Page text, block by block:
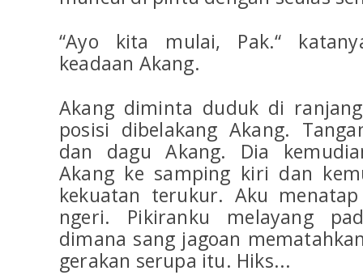
“Ayo kita mulai, Pak.“
keadaan Akang.
Akang diminta duduk di
posisi dibelakang Akang.
dan dagu Akang. Dia
Akang ke samping kiri dan
kekuatan terukur. Aku
ngeri. Pikiranku melayang
dimana sang jagoan
gerakan serupa itu. Hiks...